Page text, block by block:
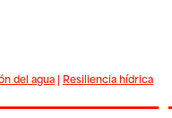
del agua| Resiliencia hídrica